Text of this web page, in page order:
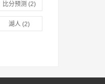
比分预测 (2)
湖人(2)